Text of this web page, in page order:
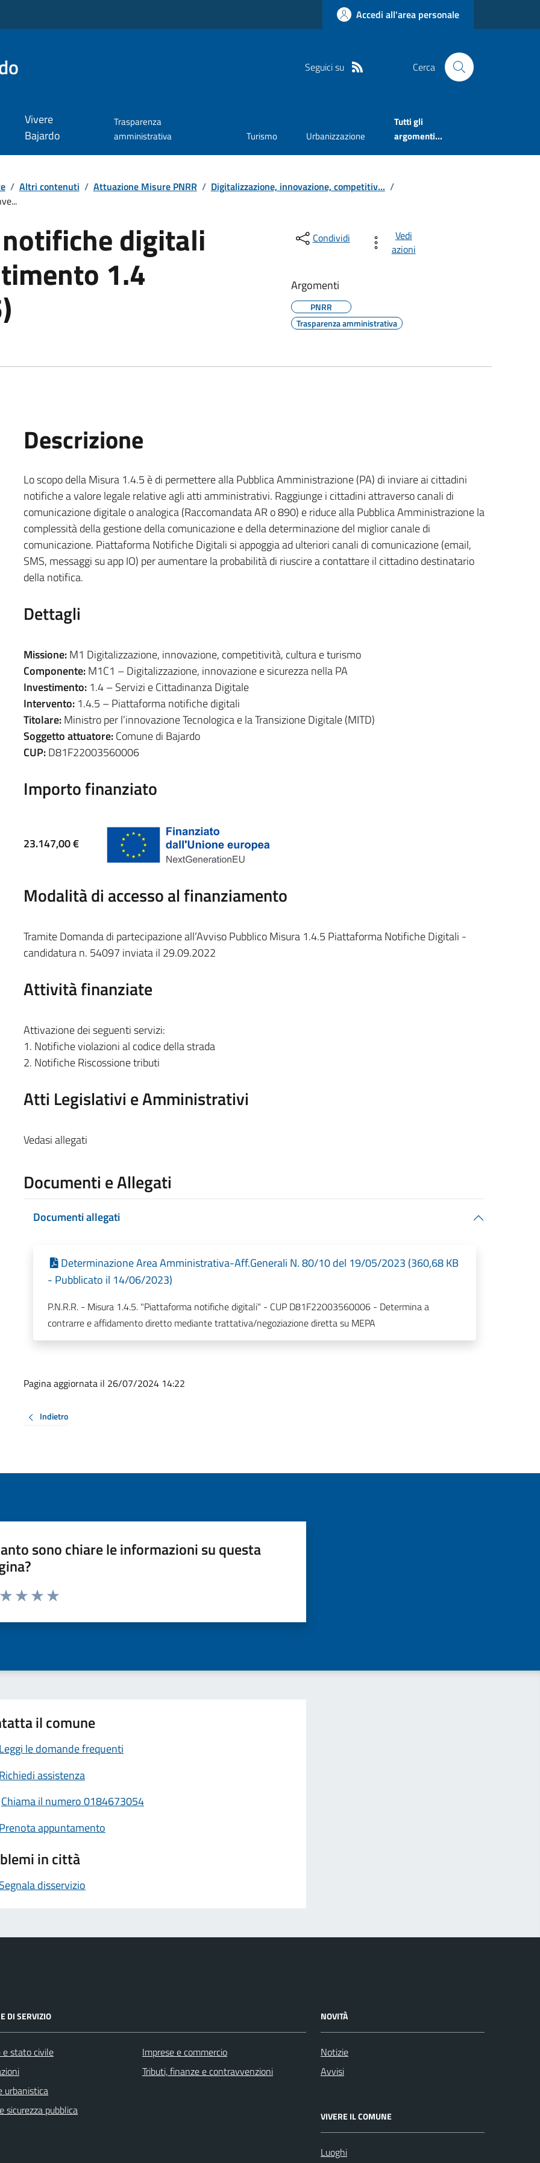
Accedi all'area personale
Seguici su Cerca
Vivere
Bajardo
Trasparenza
amministrativa
Turismo Urbanizzazione
Tutti gli
argomenti...
/ Altri contenuti / Attuazione Misure PNRR / Digitalizzazione, innovazione, competitiv... /
digitali
1.4
Condividi
Vedi
azioni
Argomenti
PNRR
Trasparenza amministrativa
Descrizione
Lo scopo della Misura 1.4.5 è di permettere alla Pubblica Amministrazione (PA) di inviare ai cittadini
notifiche a valore legale relative agli atti amministrativi. Raggiunge i cittadini attraverso canali di
comunicazione digitale o analogica (Raccomandata AR o 890) e riduce alla Pubblica Amministrazione la
complessità della gestione della comunicazione e della determinazione del miglior canale di
comunicazione. Piattaforma Notifiche Digitali si appoggia ad ulteriori canali di comunicazione (email,
SMS, messaggi su app IO) per aumentare la probabilità di riuscire a contattare il cittadino destinatario
della notifica.
Dettagli
Missione:M1 Digitalizzazione, innovazione, competitività, cultura e turismo
Componente:M1C1 – Digitalizzazione, innovazione e sicurezza nella PA
Investimento:1.4 – Servizi e Cittadinanza Digitale
Intervento:1.4.5 – Piattaforma notifiche digitali
Titolare:Ministro per l’innovazione Tecnologica e la Transizione Digitale (MITD)
Soggetto attuatore:Comune di Bajardo
CUP:D81F22003560006
Importo finanziato
23.147,00 €
Modalità di accesso al finanziamento
Tramite Domanda di partecipazione all’Avviso Pubblico Misura 1.4.5 Piattaforma Notifiche Digitali -
candidatura n. 54097 inviata il 29.09.2022
Attività finanziate
Attivazione dei seguenti servizi:
1. Notifiche violazioni al codice della strada
2. Notifiche Riscossione tributi
Atti Legislativi e Amministrativi
Vedasi allegati
Documenti e Allegati
Documenti allegati
Determinazione Area Amministrativa-Aff.Generali N. 80/10 del 19/05/2023 (360,68 KB
- Pubblicato il 14/06/2023)
P.N.R.R. - Misura 1.4.5. "Piattaforma notifiche digitali" - CUP D81F22003560006 - Determina a
contrarre e affidamento diretto mediante trattativa/negoziazione diretta su MEPA
Pagina aggiornata il 26/07/2024 14:22
Indietro
sono chiare le informazioni su questa
da 1 a 5 stelle la pagina
il comune
Leggi le domande frequenti
Richiedi assistenza
Chiama il numero 0184673054
Prenota appuntamento
in città
Segnala disservizio
DI SERVIZIO
e stato civile
urbanistica
sicurezza pubblica
Imprese e commercio
Tributi, finanze e contravvenzioni
NOVITÀ
Notizie
Avvisi
VIVERE IL COMUNE
Luoghi